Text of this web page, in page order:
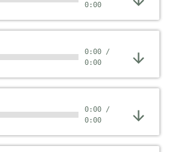
0:00
0:00 /
0:00
0:00 /
0:00